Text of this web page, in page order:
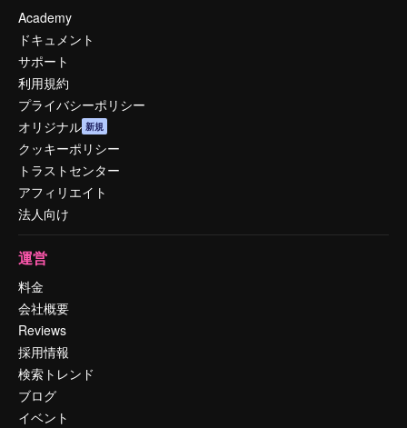
Academy
ドキュメント
サポート
利用規約
プライバシーポリシー
オリジナル 新規
クッキーポリシー
トラストセンター
アフィリエイト
法人向け
運営
料金
会社概要
Reviews
採用情報
検索トレンド
ブログ
イベント